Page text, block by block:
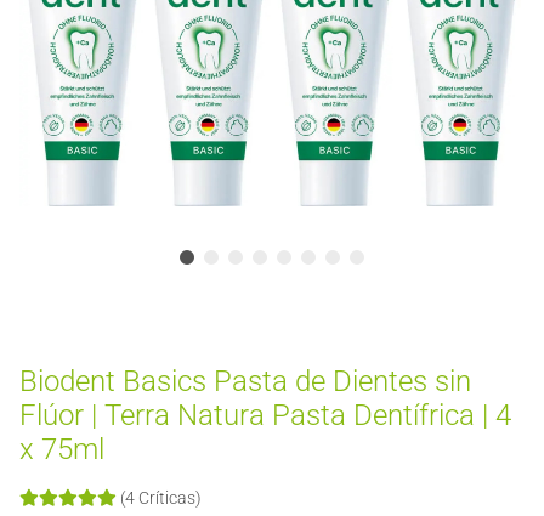
Biodent Basics Pasta de Dientes sin
Flúor | Terra Natura Pasta Dentífrica | 4
x 75ml
(4 Críticas)